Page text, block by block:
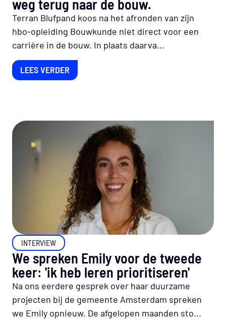
weg terug naar de bouw.
Terran Blufpand koos na het afronden van zijn
hbo-opleiding Bouwkunde niet direct voor een
carrière in de bouw. In plaats daarva...
LEES VERDER
INTERVIEW
We spreken Emily voor de tweede
keer: 'ik heb leren prioritiseren'
Na ons eerdere gesprek over haar duurzame
projecten bij de gemeente Amsterdam spreken
we Emily opnieuw. De afgelopen maanden sto...